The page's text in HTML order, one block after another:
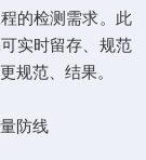
的检测需求。此
实时留存、规范
规范、结果。
防线